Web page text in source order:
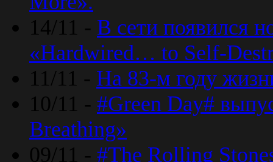
14/11 - В сети появился
«Hardwired… to Self-
11/11 - На 83-м году
10/11 - #Green Day#
Breathing»
09/11 - #The Rolling